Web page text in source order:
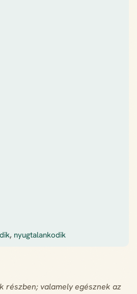
, nyugtalankodik
részben; valamely egésznek az